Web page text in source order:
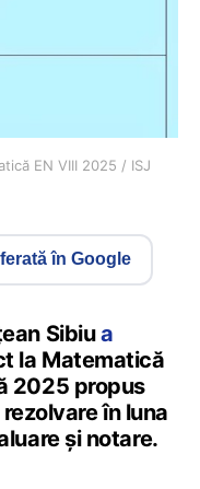
EN VIII 2025 / ISJ
în Google
Sibiua
la Matematică
2025 propus
în luna
și notare.